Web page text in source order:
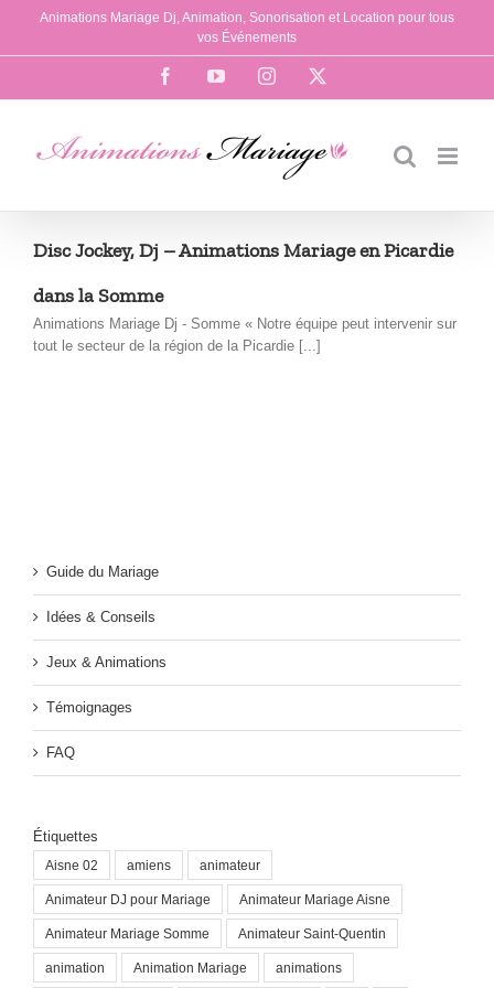
Passer
contenu
Animations Mariage Dj, Animation, Sonorisation et Location pour tous
vos Événements
FacebookYouTubeInstagram
Disc Jockey, Dj – Animations Mariage en Picardie
dans la Somme
Animations Mariage Dj - Somme « Notre équipe peut intervenir sur
tout le secteur de la région de la Picardie [...]
Guide du Mariage
Idées & Conseils
Jeux & Animations
Témoignages
FAQ
Étiquettes
Aisne 02 amiens animateur
Animateur DJ pour Mariage Animateur Mariage Aisne
Animateur Mariage Somme Animateur Saint-Quentin
animation Animation Mariage animations